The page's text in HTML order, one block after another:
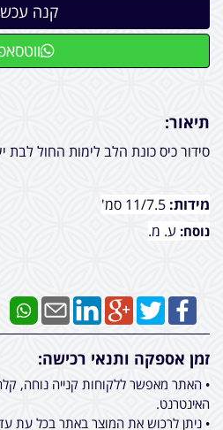
תיאור:
סידור כיס כונת הלב לימות החול לבת
מידות:
נוסח: ע. מ.
זמן אספקה ותנאי רכישה:
• האתר מאפשר ללקוחות קנייה נוחה,
האינטרנט.
• ניתן לרכוש את המוצר באתר בכל עת